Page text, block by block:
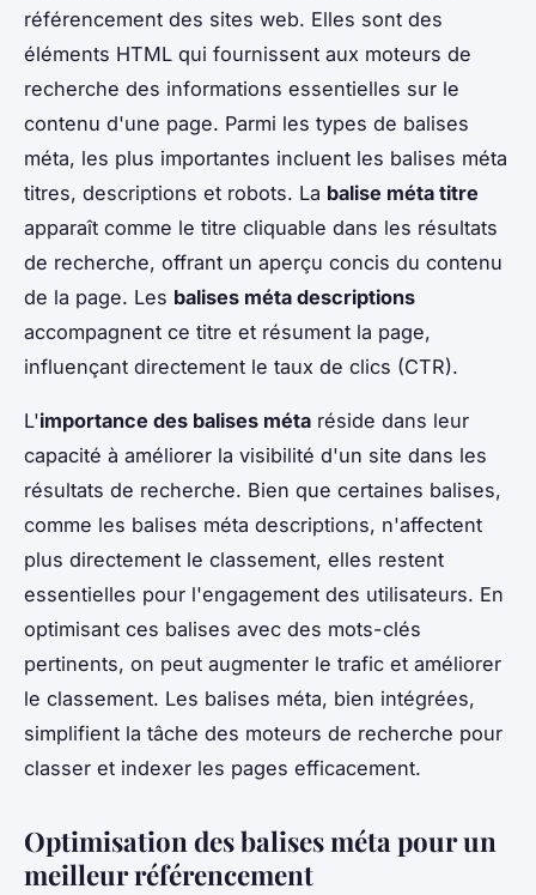
référencement des sites web. Elles sont des
éléments HTML qui fournissent aux moteurs de
recherche des informations essentielles sur le
contenu d'une page. Parmi les types de balises
méta, les plus importantes incluent les balises méta
titres, descriptions et robots. La balise méta titre
apparaît comme le titre cliquable dans les résultats
de recherche, offrant un aperçu concis du contenu
de la page. Les balises méta descriptions
accompagnent ce titre et résument la page,
influençant directement le taux de clics (CTR).
L'importance des balises méta réside dans leur
capacité à améliorer la visibilité d'un site dans les
résultats de recherche. Bien que certaines balises,
comme les balises méta descriptions, n'affectent
plus directement le classement, elles restent
essentielles pour l'engagement des utilisateurs. En
optimisant ces balises avec des mots-clés
pertinents, on peut augmenter le trafic et améliorer
le classement. Les balises méta, bien intégrées,
simplifient la tâche des moteurs de recherche pour
classer et indexer les pages efficacement.
Optimisation des balises méta pour un
meilleur référencement